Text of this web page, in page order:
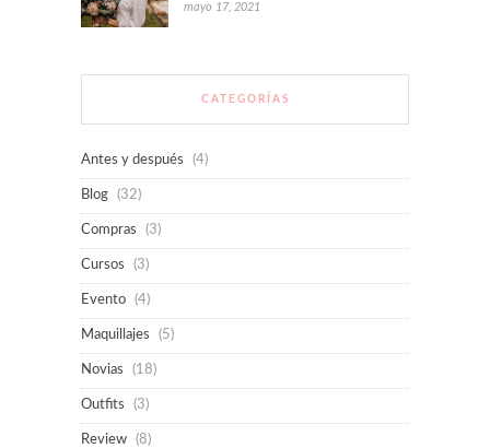
mayo 17, 2021
CATEGORÍAS
Antes y después (4)
Blog (32)
Compras (3)
Cursos (3)
Evento (4)
Maquillajes (5)
Novias (18)
Outfits (3)
Review (8)